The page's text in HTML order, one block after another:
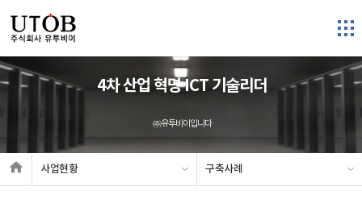
4차 산업 혁명 ICT 기술리더
㈜유투비이입니다
사업현황 구축사례